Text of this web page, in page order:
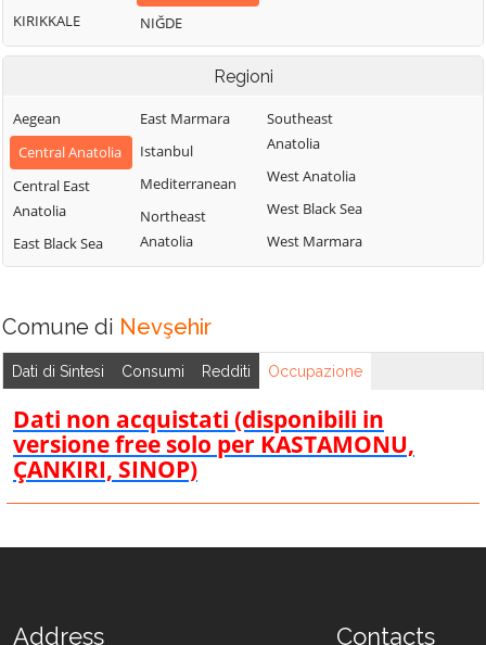
KIRIKKALE
NIĞDE
Regioni
Aegean
Central Anatolia
Central East
Anatolia
East Black Sea
East Marmara
Istanbul
Mediterranean
Northeast
Anatolia
Southeast
Anatolia
West Anatolia
West Black Sea
West Marmara
Comune di Nevşehir
Dati di Sintesi Consumi Redditi Occupazione
Dati non acquistati (disponibili in
versione free solo per KASTAMONU,
ÇANKIRI, SINOP)
Address Contacts